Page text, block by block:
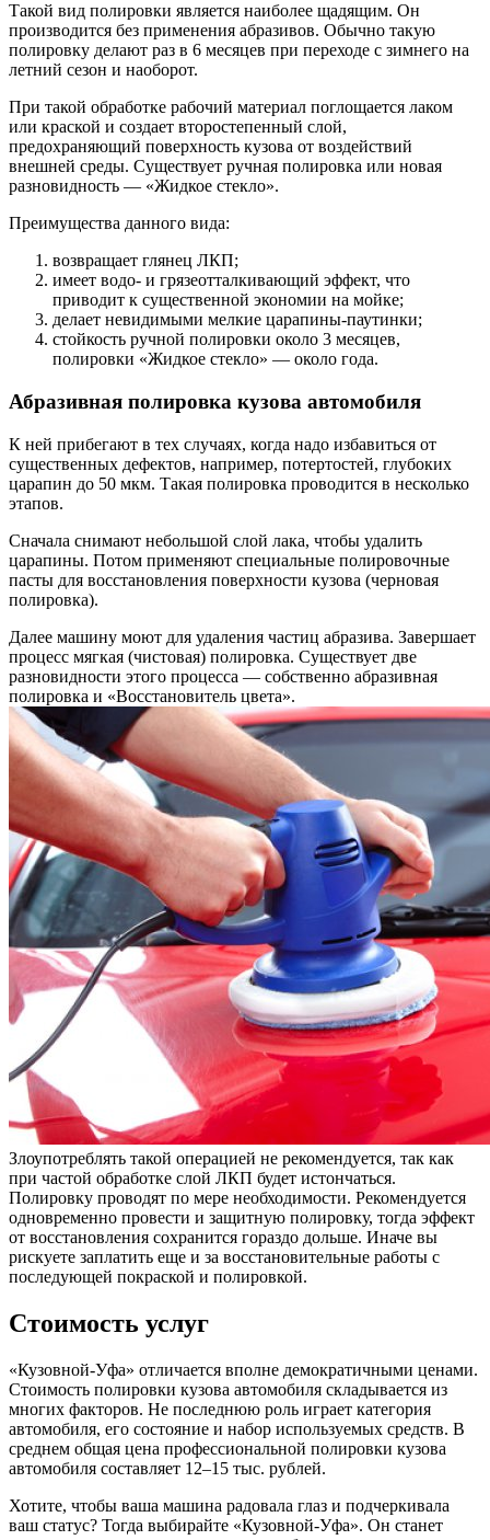
Такой вид полировки является наиболее щадящим. Он
производится без применения абразивов. Обычно такую
полировку делают раз в 6 месяцев при переходе с зимнего на
летний сезон и наоборот.
При такой обработке рабочий материал поглощается лаком
или краской и создает второстепенный слой,
предохраняющий поверхность кузова от воздействий
внешней среды. Существует ручная полировка или новая
разновидность — «Жидкое стекло».
Преимущества данного вида:
возвращает глянец ЛКП;
имеет водо- и грязеотталкивающий эффект, что
приводит к существенной экономии на мойке;
делает невидимыми мелкие царапины-паутинки;
стойкость ручной полировки около 3 месяцев,
полировки «Жидкое стекло» — около года.
Абразивная полировка кузова автомобиля
К ней прибегают в тех случаях, когда надо избавиться от
существенных дефектов, например, потертостей, глубоких
царапин до 50 мкм. Такая полировка проводится в несколько
этапов.
Сначала снимают небольшой слой лака, чтобы удалить
царапины. Потом применяют специальные полировочные
пасты для восстановления поверхности кузова (черновая
полировка).
Далее машину моют для удаления частиц абразива. Завершает
процесс мягкая (чистовая) полировка. Существует две
разновидности этого процесса — собственно абразивная
полировка и «Восстановитель цвета».
Злоупотреблять такой операцией не рекомендуется, так как
при частой обработке слой ЛКП будет истончаться.
Полировку проводят по мере необходимости. Рекомендуется
одновременно провести и защитную полировку, тогда эффект
от восстановления сохранится гораздо дольше. Иначе вы
рискуете заплатить еще и за восстановительные работы с
последующей покраской и полировкой.
Стоимость услуг
«Кузовной-Уфа» отличается вполне демократичными ценами.
Стоимость полировки кузова автомобиля складывается из
многих факторов. Не последнюю роль играет категория
автомобиля, его состояние и набор используемых средств. В
среднем общая цена профессиональной полировки кузова
автомобиля составляет 12–15 тыс. рублей.
Хотите, чтобы ваша машина радовала глаз и подчеркивала
ваш статус? Тогда выбирайте «Кузовной-Уфа». Он станет